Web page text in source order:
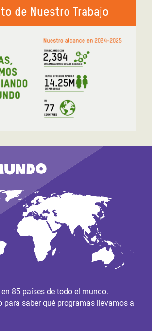
de Nuestro Trabajo
85 países de todo el mundo.
para saber qué programas llevamos a